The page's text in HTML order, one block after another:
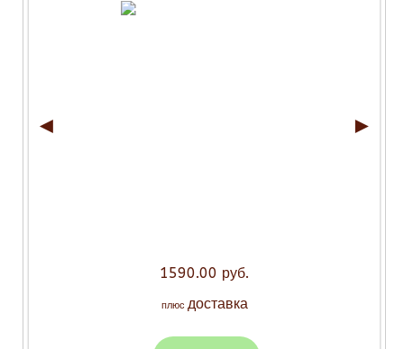
◄ ►
1590.00 руб.
плюс доставка